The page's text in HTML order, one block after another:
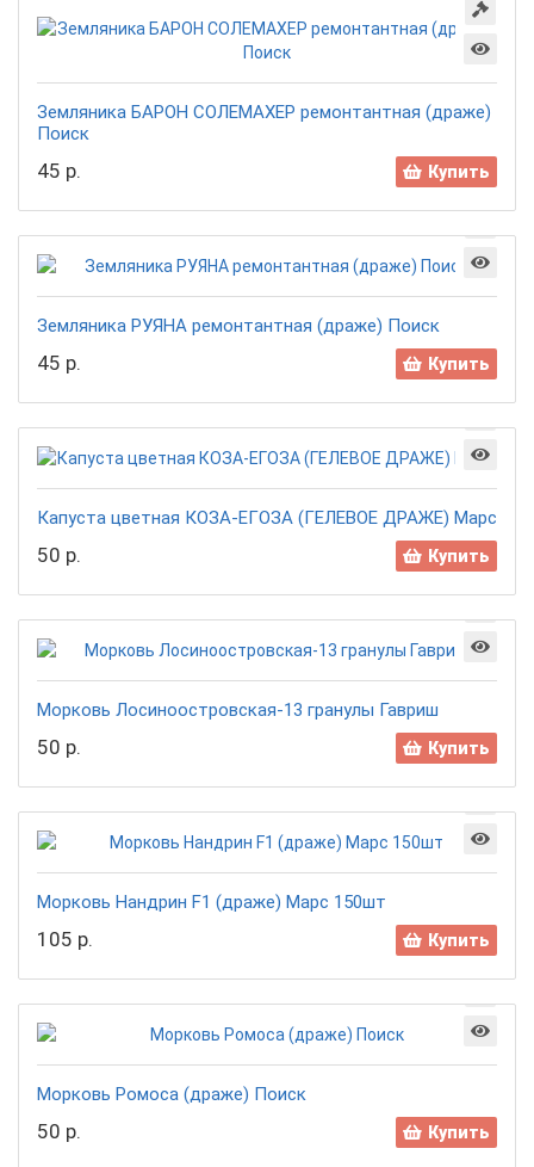
Земляника БАРОН СОЛЕМАХЕР ремонтантная (драже)
Поиск
45 р. Купить
Земляника РУЯНА ремонтантная (драже) Поиск
45 р. Купить
Капуста цветная КОЗА-ЕГОЗА (ГЕЛЕВОЕ ДРАЖЕ) Марс
50 р. Купить
Морковь Лосиноостровская-13 гранулы Гавриш
50 р. Купить
Морковь Нандрин F1 (драже) Марс 150шт
105 р. Купить
Морковь Ромоса (драже) Поиск
50 р. Купить